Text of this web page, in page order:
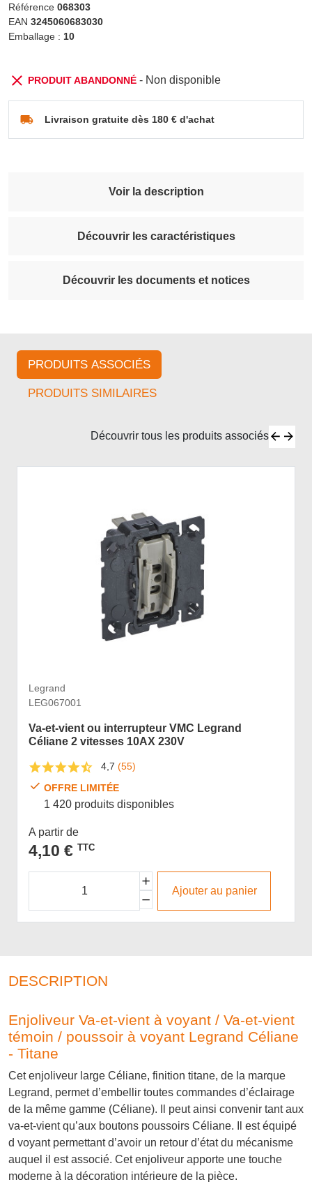
Référence 068303
EAN 3245060683030
Emballage : 10
PRODUIT ABANDONNÉ- Non disponible
Livraison gratuite dès 180 € d'achat
Voir la description
Découvrir les caractéristiques
Découvrir les documents et notices
PRODUITS ASSOCIÉS
PRODUITS SIMILAIRES
Découvrir tous les produits associés
Legrand
LEG067001
Va-et-vient ou interrupteur VMC Legrand
Céliane 2 vitesses 10AX 230V
4,7 (55)
OFFRE LIMITÉE
1 420 produits disponibles
A partir de
4,10 € TTC
Ajouter au panier
DESCRIPTION
Enjoliveur Va-et-vient à voyant / Va-et-vient
témoin / poussoir à voyant Legrand Céliane
- Titane
Cet enjoliveur large Céliane, finition titane, de la marque
Legrand, permet d’embellir toutes commandes d’éclairage
de la même gamme (Céliane). Il peut ainsi convenir tant aux
va-et-vient qu’aux boutons poussoirs Céliane. Il est équipé
d voyant permettant d’avoir un retour d’état du mécanisme
auquel il est associé. Cet enjoliveur apporte une touche
moderne à la décoration intérieure de la pièce.